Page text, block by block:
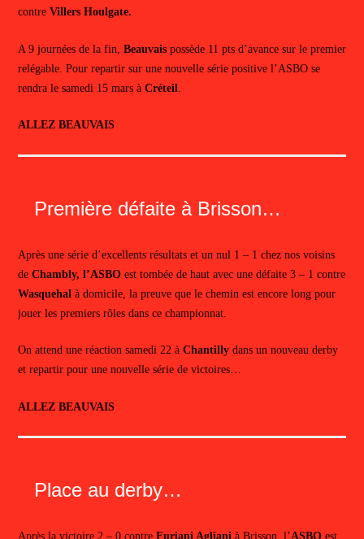
contre Villers Houlgate.
A 9 journées de la fin, Beauvaispossède 11 pts d’avance sur le premier
relégable. Pour repartir sur une nouvelle série positive l’ASBO se
rendra le samedi 15 mars àCréteil
ALLEZ BEAUVAIS
Première défaite à Brisson…
Après une série d’excellents résultats et un nul 1 – 1 chez nos voisins
de Chambly, l’ASBO est tombée de haut avec une défaite 3 – 1 contre
Wasquehal à domicile, la preuve que le chemin est encore long pour
jouer les premiers rôles dans ce championnat.
On attend une réaction samedi 22 à Chantillydans un nouveau derby
et repartir pour une nouvelle série de victoires…
ALLEZ BEAUVAIS
Place au derby…
Après la victoire 2 – 0 contre Furiani Agliani à Brisson, l’ASBOest